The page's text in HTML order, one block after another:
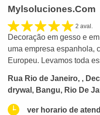
Mylsoluciones.Com
2 aval.
Decoração em gesso e
uma empresa espanhola,
Europeu. Levamos toda
Rua Rio de Janeiro, ,
drywal, Bangu, Rio De
ver horario de